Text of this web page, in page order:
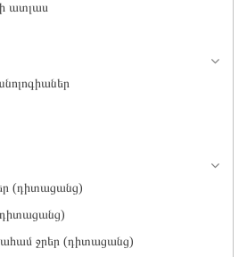
ատլաս
(դիտացանց)
ջրեր (դիտացանց)